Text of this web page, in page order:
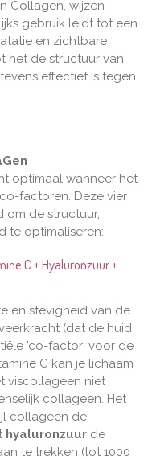
Collagen, wijzen
gebruik leidt tot een
en zichtbare
het de structuur van
effectief is tegen
optimaal wanneer het
factoren. Deze vier
om de structuur,
te optimaliseren:
C + Hyaluronzuur +
en stevigheid van de
(dat de huid
'co-factor' voor de
C kan je lichaam
viscollageen niet
collageen. Het
collageen de
hyaluronzuurde
te trekken (tot 1000